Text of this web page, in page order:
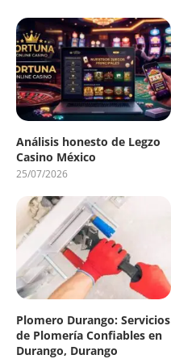
Análisis honesto de Legzo
Casino México
25/07/2026
Plomero Durango: Servicios
de Plomería Confiables en
Durango, Durango